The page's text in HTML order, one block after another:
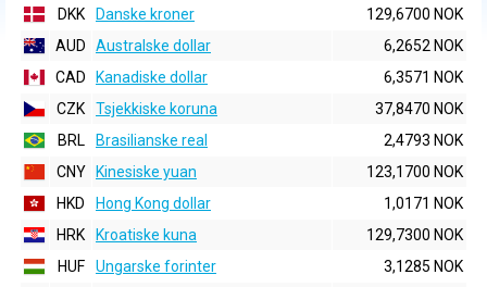
DKK
Danske kroner
129,6700 NOK
AUD
Australske dollar
6,2652 NOK
CAD
Kanadiske dollar
6,3571 NOK
CZK
Tsjekkiske koruna
37,8470 NOK
BRL
Brasilianske real
2,4793 NOK
CNY
Kinesiske yuan
123,1700 NOK
HKD
Hong Kong dollar
1,0171 NOK
HRK
Kroatiske kuna
129,7300 NOK
HUF
Ungarske forinter
3,1285 NOK